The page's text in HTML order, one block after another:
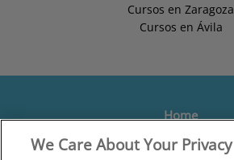
Cursos en Zaragoza
Cursos en Ávila
Home
Formación
We Care About Your Privacy